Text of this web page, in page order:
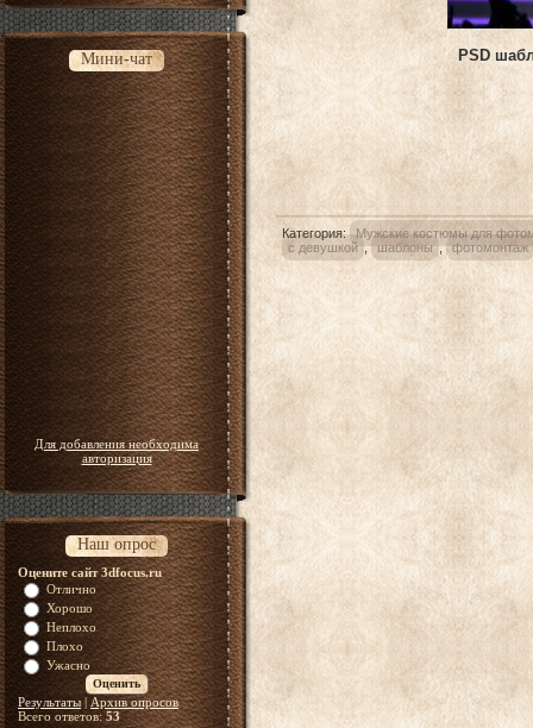
Мини-чат
Для добавления необходима
авторизация
Наш опрос
Оцените сайт 3dfocus.ru
Отлично
Хорошо
Неплохо
Плохо
Ужасно
Результаты| Архив опросов
Всего ответов:53
PSD
Категория: Мужские костюмы для
с девушкой , шаблоны , фотомонтаж